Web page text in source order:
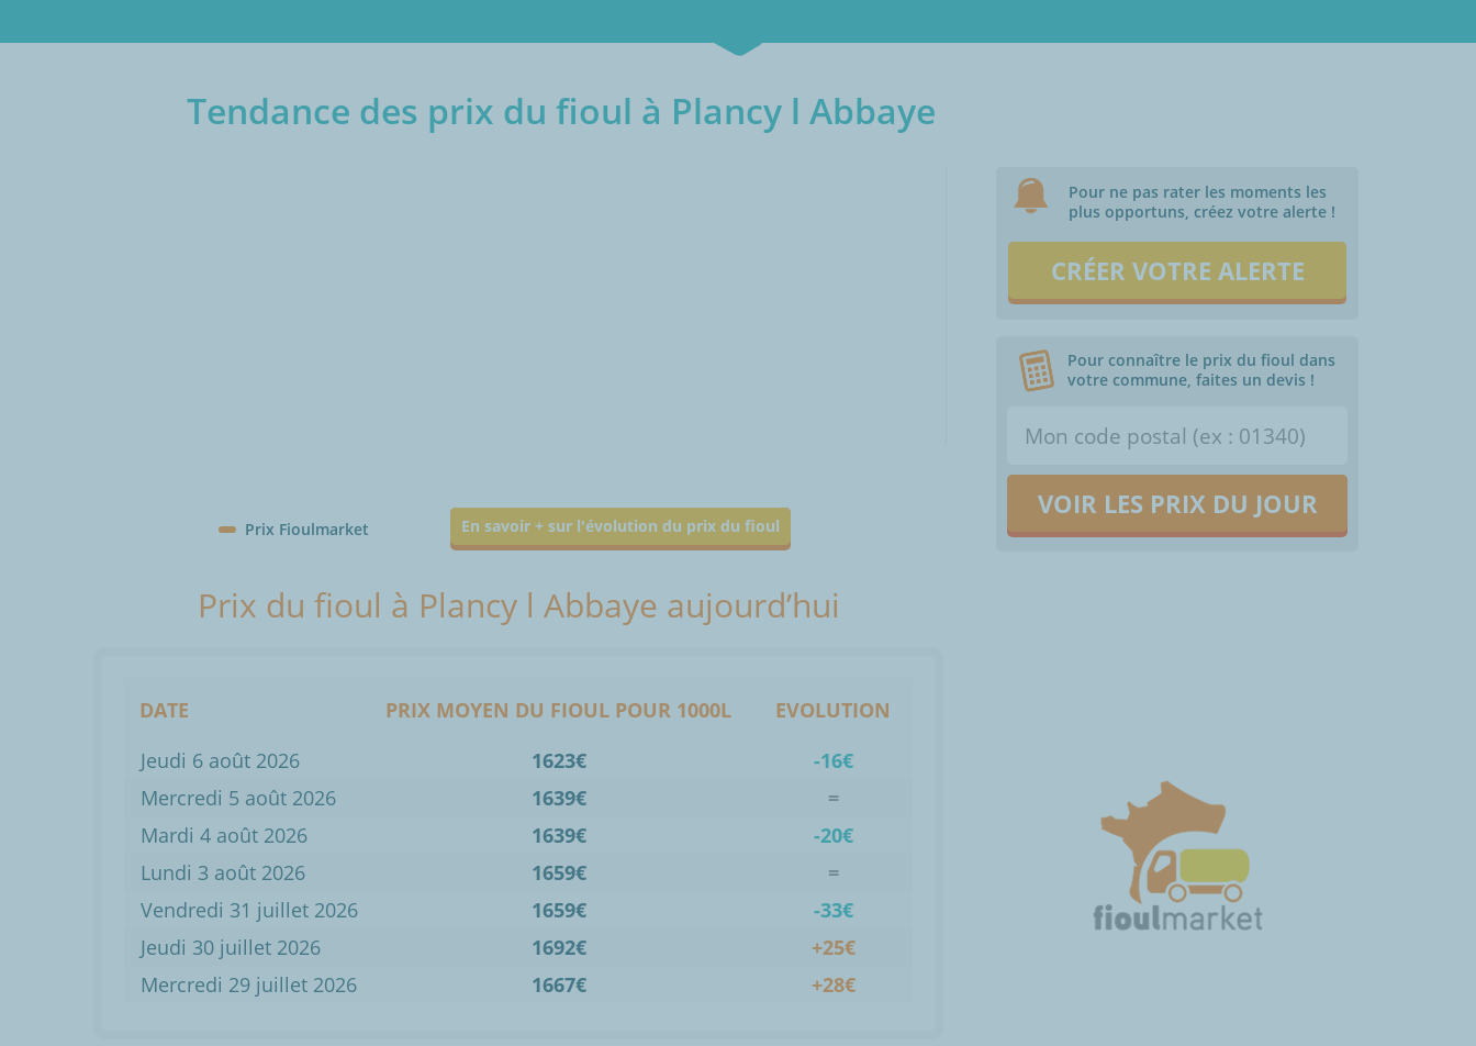
Tendance des prix du fioul à Plancy l Abbaye
Prix Fioulmarket En savoir + sur l'évolution du prix du fioul
Pour ne pas rater les moments les
plus opportuns, créez votre alerte !
CRÉER VOTRE ALERTE
Pour connaître le prix du fioul dans
votre commune, faites un devis !
VOIR LES PRIX DU JOUR
Prix du fioul à Plancy l Abbaye aujourd’hui
DATE PRIX MOYEN DU FIOUL POUR 1000L
EVOLUTION
Jeudi 6 août 2026
1623€
-16€
Mercredi 5 août 2026
1639€
=
Mardi 4 août 2026
1639€
-20€
Lundi 3 août 2026
1659€
=
Vendredi 31 juillet 2026
1659€
-33€
Jeudi 30 juillet 2026
1692€
+25€
Mercredi 29 juillet 2026
1667€ +28€